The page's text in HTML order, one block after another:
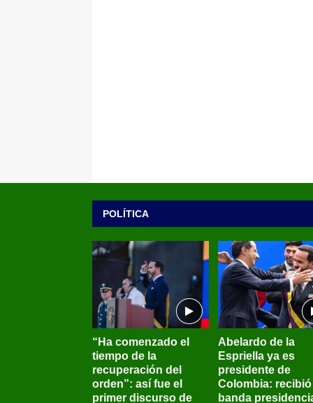
POLÍTICA
“Ha comenzado el
tiempo de la
recuperación del
orden”: así fue el
primer discurso de
Abelardo de la
Espriella ya es
presidente de
Colombia: recibió
banda